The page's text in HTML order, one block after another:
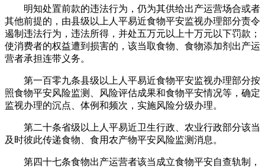
明知处置前款的违法行为，仍为其供给出产运营场合或者
其他前提的，由县级以上人平易近食物平安监视办理部分责令
遏制违法行为，违法所得，并处五万元以上十万元以下罚款；
使消费者的权益遭到损害的，该当取食物、食物添加剂出产运
营者承担连带义务。
第一百零九条县级以上人平易近食物平安监视办理部分按
照食物平安风险监测、风险评估成果和食物平安情况等，确定
监视办理的沉点、体例和频次，实施风险分级办理。
第二十条省级以上人平易近卫生行政、农业行政部分该当
及时彼此传递食物、食用农产物平安风险监测消息。
第四十七条食物出产运营者该当成立食物平安自查轨制，